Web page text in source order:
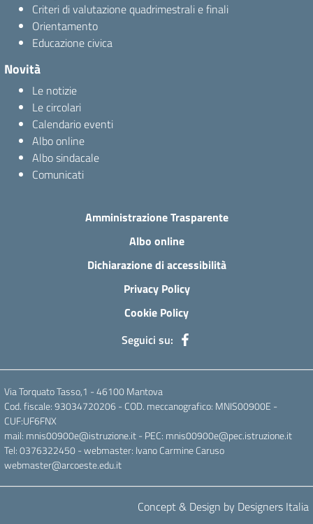
Criteri di valutazione quadrimestrali e finali
Orientamento
Educazione civica
Novità
Le notizie
Le circolari
Calendario eventi
Albo online
Albo sindacale
Comunicati
Amministrazione Trasparente
Albo online
Dichiarazione di accessibilità
Privacy Policy
Cookie Policy
Seguici su:
Via Torquato Tasso,1 - 46100 Mantova
Cod. fiscale: 93034720206 - COD. meccanografico: MNIS00900E -
CUF:UF6FNX
mail: mnis00900e@istruzione.it - PEC: mnis00900e@pec.istruzione.it
Tel: 0376322450 - webmaster: Ivano Carmine Caruso
webmaster@arcoeste.edu.it
Concept & Design by Designers Italia